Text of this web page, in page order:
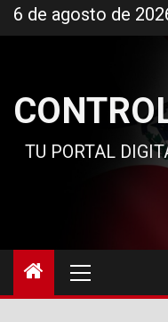
al
6 de agosto de
TU PORTAL
principal